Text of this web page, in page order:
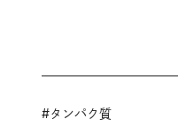
#タンパク質